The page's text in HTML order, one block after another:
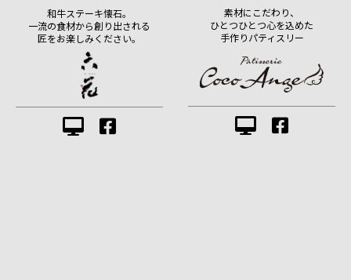
和牛ステーキ懐石。
一流の食材から創り出される
匠をお楽しみください。
素材にこだわり、
ひとつひとつ心を込めた
手作りパティスリー